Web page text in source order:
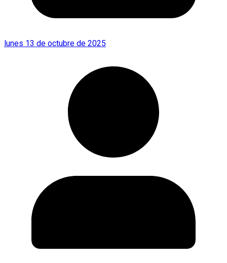
lunes 13 de octubre de 2025